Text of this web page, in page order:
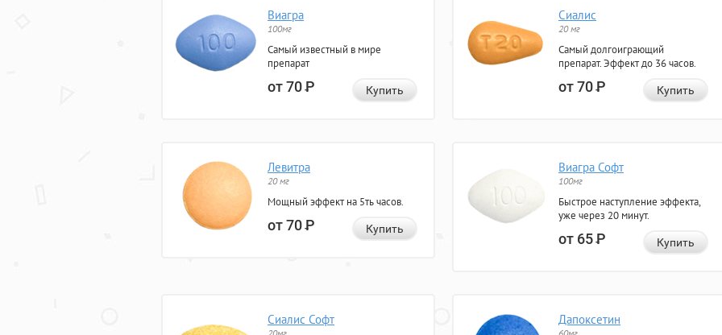
Виагра
100мг
Самый известный в мире
препарат
от 70Р Купить
Сиалис
20 мг
Самый долгоиграющий
препарат. Эффект до 36 часов.
от 70Р Купить
Левитра
20 мг
Мощный эффект на 5ть часов.
от 70Р Купить
Виагра Софт
100мг
Быстрое наступление эффекта,
уже через 20 минут.
от 65Р Купить
Сиалис Софт Дапоксетин